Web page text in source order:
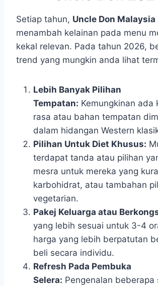
Setiap tahun, Uncle Don Malaysia
menambah kelainan pada menu
kekal relevan. Pada tahun 2026,
trend yang mungkin anda lihat
Lebih Banyak Pilihan
Tempatan: Kemungkinan ada
rasa atau bahan tempatan
dalam hidangan Western
Pilihan Untuk Diet Khusus:
terdapat tanda atau pilihan
mesra untuk mereka yang
karbohidrat, atau tambahan
vegetarian.
Pakej Keluarga atau
yang lebih sesuai untuk 3-4
harga yang lebih berpatutan
beli secara individu.
Refresh Pada Pembuka
Selera: Pengenalan beberapa